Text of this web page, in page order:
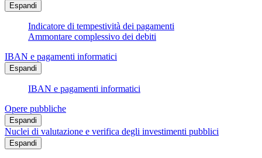
Espandi
Indicatore di tempestività dei pagamenti
Ammontare complessivo dei debiti
IBAN e pagamenti informatici
Espandi
IBAN e pagamenti informatici
Opere pubbliche
Espandi
Nuclei di valutazione e verifica degli investimenti pubblici
Espandi